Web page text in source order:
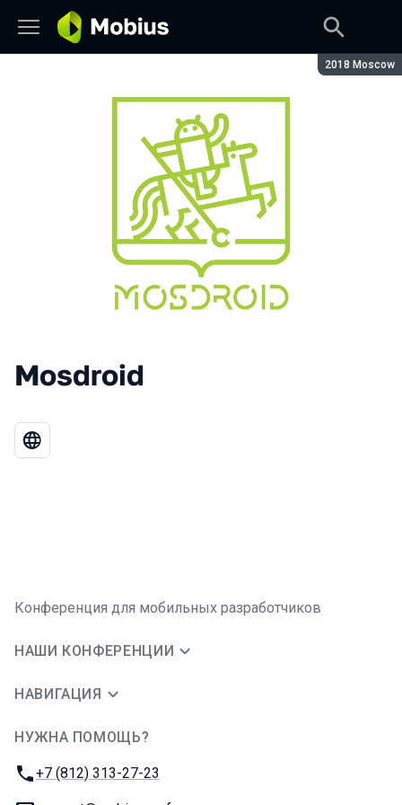
Сезон:
2018 Moscow
Mosdroid
Конференция для мобильных разработчиков
НАШИ КОНФЕРЕНЦИИ
НАВИГАЦИЯ
НУЖНА ПОМОЩЬ?
Телефон:
+7 (812) 313-27-23